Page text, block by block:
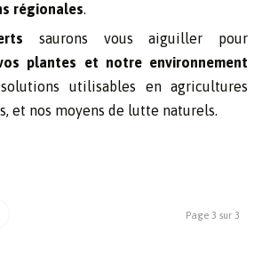
régionales.
saurons vous aiguiller pour
plantes et notre environnement
utilisables en agricultures
et nos moyens de lutte naturels.
Page 3 sur 3